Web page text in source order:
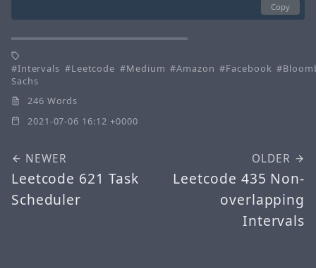
Copy
Intervals Leetcode Medium Amazon Facebook
Sachs
246 Words
2021-07-06 16:12 +0000
NEWER
Leetcode 621 Task
Scheduler
OLDER
Leetcode 435 Non-
overlapping
Intervals